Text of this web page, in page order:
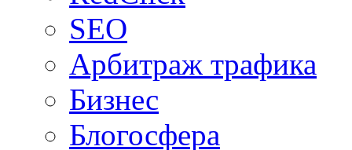
SEO
Арбитраж трафика
Бизнес
Блогосфера